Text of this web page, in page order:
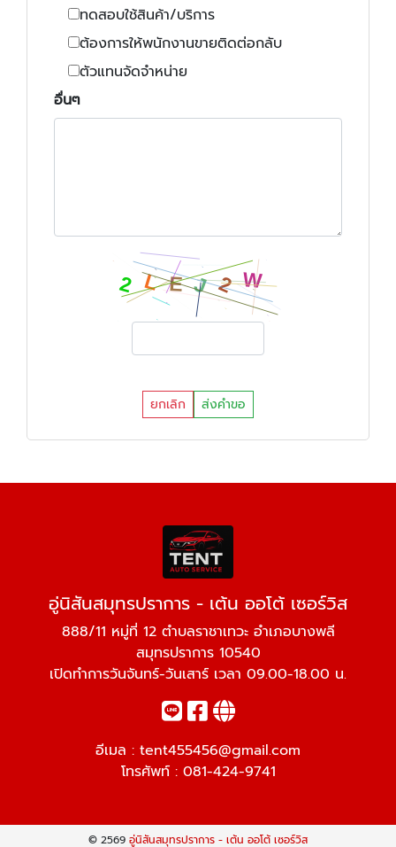
ทดสอบใช้สินค้า/บริการ
ต้องการให้พนักงานขายติดต่อกลับ
ตัวแทนจัดจำหน่าย
อื่นๆ
ยกเลิก ส่งคำขอ
อู่นิสันสมุทรปราการ - เต้น ออโต้ เซอร์วิส
888/11 หมู่ที่ 12 ตำบลราชาเทวะ อำเภอบางพลี
สมุทรปราการ 10540
เปิดทำการวันจันทร์-วันเสาร์ เวลา 09.00-18.00 น.
อีเมล : tent455456@gmail.com
โทรศัพท์ : 081-424-9741
© 2569 อู่นิสันสมุทรปราการ - เต้น ออโต้ เซอร์วิส